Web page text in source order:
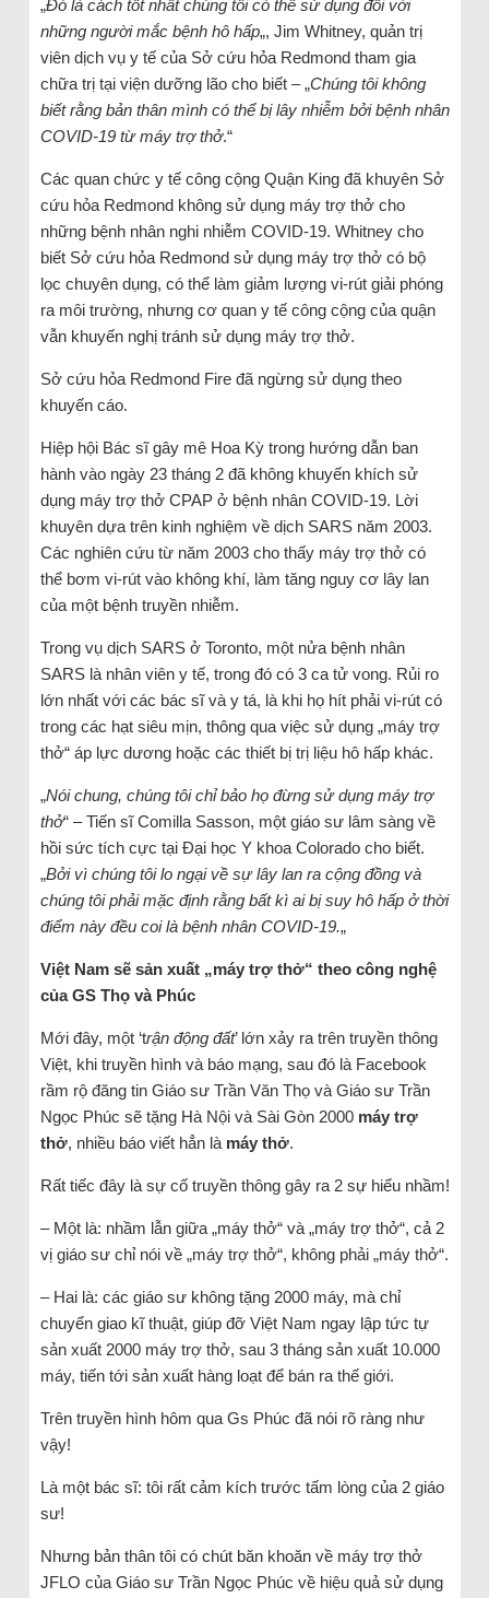
„Đó là cách tốt nhất chúng tôi có thể sử dụng đối với
những người mắc bệnh hô hấp„, Jim Whitney, quản trị
viên dịch vụ y tế của Sở cứu hỏa Redmond tham gia
chữa trị tại viện dưỡng lão cho biết – „Chúng tôi không
biết rằng bản thân mình có thể bị lây nhiễm bởi bệnh nhân
COVID-19 từ máy trợ thở.“
Các quan chức y tế công cộng Quận King đã khuyên Sở
cứu hỏa Redmond không sử dụng máy trợ thở cho
những bệnh nhân nghi nhiễm COVID-19. Whitney cho
biết Sở cứu hỏa Redmond sử dụng máy trợ thở có bộ
lọc chuyên dụng, có thể làm giảm lượng vi-rút giải phóng
ra môi trường, nhưng cơ quan y tế công cộng của quận
vẫn khuyến nghị tránh sử dụng máy trợ thở.
Sở cứu hỏa Redmond Fire đã ngừng sử dụng theo
khuyến cáo.
Hiệp hội Bác sĩ gây mê Hoa Kỳ trong hướng dẫn ban
hành vào ngày 23 tháng 2 đã không khuyến khích sử
dụng máy trợ thở CPAP ở bệnh nhân COVID-19. Lời
khuyên dựa trên kinh nghiệm về dịch SARS năm 2003.
Các nghiên cứu từ năm 2003 cho thấy máy trợ thở có
thể bơm vi-rút vào không khí, làm tăng nguy cơ lây lan
của một bệnh truyền nhiễm.
Trong vụ dịch SARS ở Toronto, một nửa bệnh nhân
SARS là nhân viên y tế, trong đó có 3 ca tử vong. Rủi ro
lớn nhất với các bác sĩ và y tá, là khi họ hít phải vi-rút có
trong các hạt siêu mịn, thông qua việc sử dụng „máy trợ
thở“ áp lực dương hoặc các thiết bị trị liệu hô hấp khác.
„Nói chung, chúng tôi chỉ bảo họ đừng sử dụng máy trợ
thở“ – Tiến sĩ Comilla Sasson, một giáo sư lâm sàng về
hồi sức tích cực tại Đại học Y khoa Colorado cho biết.
„Bởi vì chúng tôi lo ngại về sự lây lan ra cộng đồng và
chúng tôi phải mặc định rằng bất kì ai bị suy hô hấp ở thời
điểm này đều coi là bệnh nhân COVID-19.„
Việt Nam sẽ sản xuất „máy trợ thở“ theo công nghệ
của GS Thọ và Phúc
Mới đây, một ‘trận động đất’ lớn xảy ra trên truyền thông
Việt, khi truyền hình và báo mạng, sau đó là Facebook
rầm rộ đăng tin Giáo sư Trần Văn Thọ và Giáo sư Trần
Ngọc Phúc sẽ tặng Hà Nội và Sài Gòn 2000 máy trợ
thở, nhiều báo viết hẳn là máy thở.
Rất tiếc đây là sự cố truyền thông gây ra 2 sự hiểu nhầm!
– Một là: nhầm lẫn giữa „máy thở“ và „máy trợ thở“, cả 2
vị giáo sư chỉ nói về „máy trợ thở“, không phải „máy thở“.
– Hai là: các giáo sư không tặng 2000 máy, mà chỉ
chuyển giao kĩ thuật, giúp đỡ Việt Nam ngay lập tức tự
sản xuất 2000 máy trợ thở, sau 3 tháng sản xuất 10.000
máy, tiến tới sản xuất hàng loạt để bán ra thế giới.
Trên truyền hình hôm qua Gs Phúc đã nói rõ ràng như
vậy!
Là một bác sĩ: tôi rất cảm kích trước tấm lòng của 2 giáo
sư!
Nhưng bản thân tôi có chút băn khoăn về máy trợ thở
JFLO của Giáo sư Trần Ngọc Phúc về hiệu quả sử dụng